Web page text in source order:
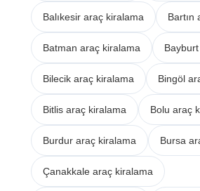
Balıkesir araç kiralama Bartın
Batman araç kiralama
Bilecik araç kiralama Bingöl
Bitlis araç kiralama Bolu araç
Burdur araç kiralama Bursa
Çanakkale araç kiralama